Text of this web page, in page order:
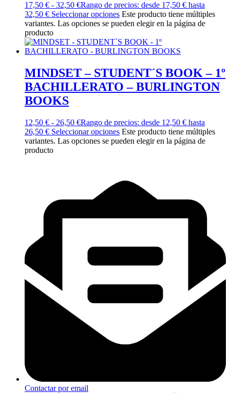
17,50 € - 32,50 €Rango de precios: desde 17,50 € hasta
32,50 € Seleccionar opciones Este producto tiene múltiples
variantes. Las opciones se pueden elegir en la página de
producto
MINDSET – STUDENT´S BOOK – 1º
BACHILLERATO – BURLINGTON
BOOKS
12,50 € - 26,50 €Rango de precios: desde 12,50 € hasta
26,50 € Seleccionar opciones Este producto tiene múltiples
variantes. Las opciones se pueden elegir en la página de
producto
Contactar por email